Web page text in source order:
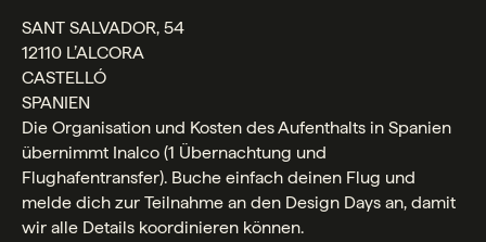
SANT SALVADOR, 54
12110 L’ALCORA
CASTELLÓ
SPANIEN
Die Organisation und Kosten des Aufenthalts in Spanien
übernimmt Inalco (1 Übernachtung und
Flughafentransfer). Buche einfach deinen Flug und
melde dich zur Teilnahme an den Design Days an, damit
wir alle Details koordinieren können.